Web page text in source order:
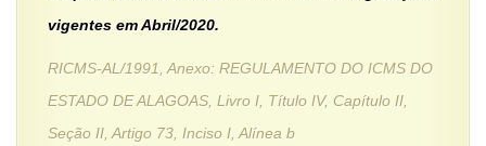
vigentes em Abril/2020.
RICMS-AL/1991, Anexo: REGULAMENTO DO ICMS DO
ESTADO DE ALAGOAS, Livro I, Título IV, Capítulo II,
Seção II, Artigo 73, Inciso I, Alínea b